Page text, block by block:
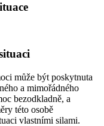
může být poskytnuta
a mimořádného
bezodkladně, a
této osobě
vlastními silami.